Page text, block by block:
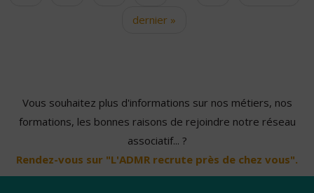
dernier »
Vous souhaitez plus d'informations sur nos métiers, nos
formations, les bonnes raisons de rejoindre notre réseau
associatif... ?
Rendez-vous sur "L'ADMR recrute près de chez vous".